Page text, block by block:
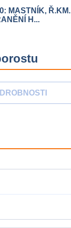
MASTNÍK,
H...